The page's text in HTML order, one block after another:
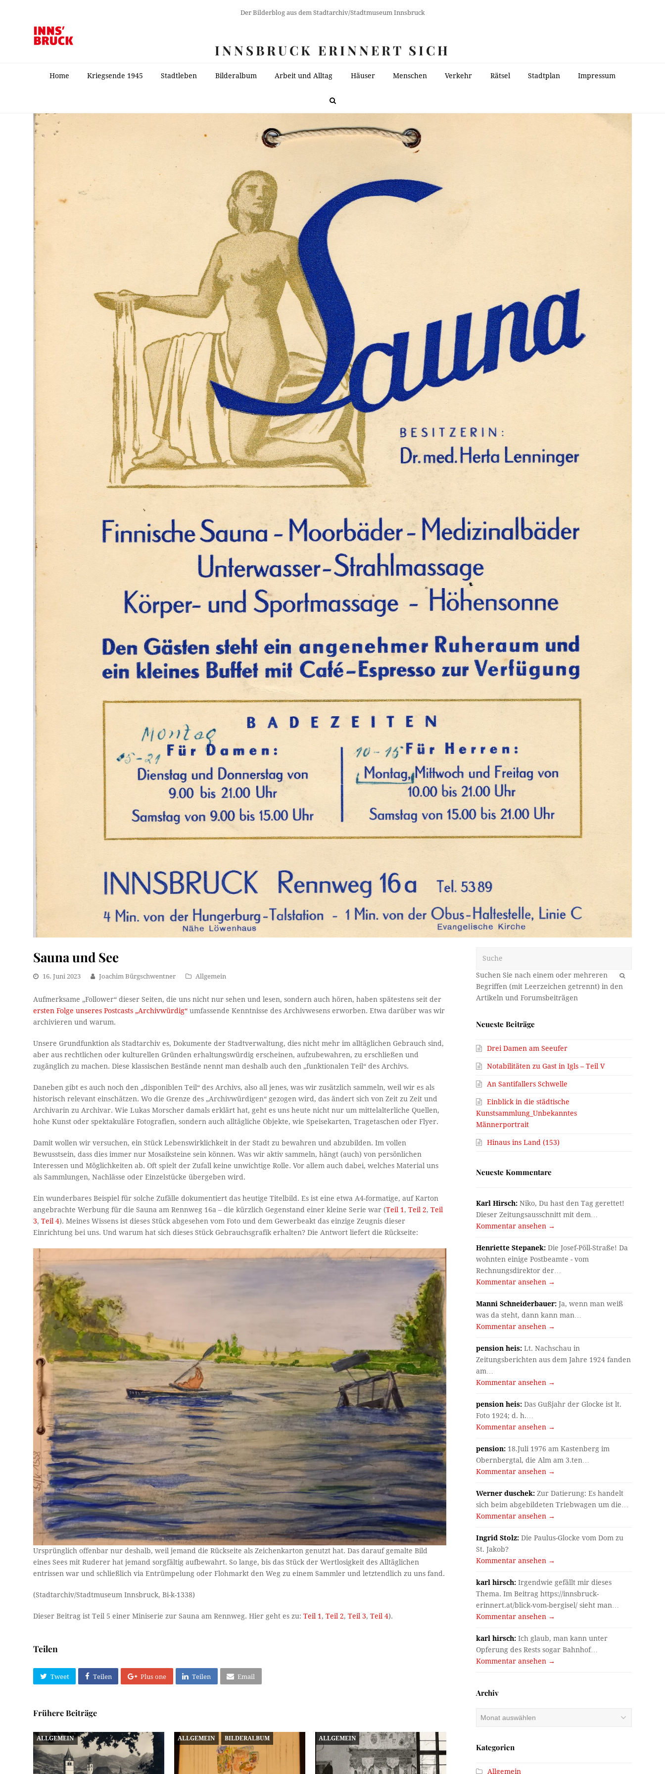
Der Bilderblog aus dem Stadtarchiv/Stadtmuseum Innsbruck
INNSBRUCK ERINNERT SICH
Home Kriegsende 1945 Stadtleben Bilderalbum Arbeit und Alltag Häuser Menschen Verkehr Rätsel Stadtplan Impressum
Sauna und See
16. Juni 2023 Joachim Bürgschwentner Allgemein
Aufmerksame „Follower“ dieser Seiten, die uns nicht nur sehen und lesen, sondern auch hören, haben spätestens seit der
ersten Folge unseres Postcasts „Archivwürdig“ umfassende Kenntnisse des Archivwesens erworben. Etwa darüber was wir
archivieren und warum.
Unsere Grundfunktion als Stadtarchiv es, Dokumente der Stadtverwaltung, dies nicht mehr im alltäglichen Gebrauch sind,
aber aus rechtlichen oder kulturellen Gründen erhaltungswürdig erscheinen, aufzubewahren, zu erschließen und
zugänglich zu machen. Diese klassischen Bestände nennt man deshalb auch den „funktionalen Teil“ des Archivs.
Daneben gibt es auch noch den „disponiblen Teil“ des Archivs, also all jenes, was wir zusätzlich sammeln, weil wir es als
historisch relevant einschätzen. Wo die Grenze des „Archivwürdigen“ gezogen wird, das ändert sich von Zeit zu Zeit und
Archivarin zu Archivar. Wie Lukas Morscher damals erklärt hat, geht es uns heute nicht nur um mittelalterliche Quellen,
hohe Kunst oder spektakuläre Fotografien, sondern auch alltägliche Objekte, wie Speisekarten, Tragetaschen oder Flyer.
Damit wollen wir versuchen, ein Stück Lebenswirklichkeit in der Stadt zu bewahren und abzubilden. Im vollen
Bewusstsein, dass dies immer nur Mosaiksteine sein können. Was wir aktiv sammeln, hängt (auch) von persönlichen
Interessen und Möglichkeiten ab. Oft spielt der Zufall keine unwichtige Rolle. Vor allem auch dabei, welches Material uns
als Sammlungen, Nachlässe oder Einzelstücke übergeben wird.
Ein wunderbares Beispiel für solche Zufälle dokumentiert das heutige Titelbild. Es ist eine etwa A4-formatige, auf Karton
angebrachte Werbung für die Sauna am Rennweg 16a – die kürzlich Gegenstand einer kleine Serie war (Teil 1,Teil 2,Teil
3,Teil 4). Meines Wissens ist dieses Stück abgesehen vom Foto und dem Gewerbeakt das einzige Zeugnis dieser
Einrichtung bei uns. Und warum hat sich dieses Stück Gebrauchsgrafik erhalten? Die Antwort liefert die Rückseite:
Ursprünglich offenbar nur deshalb, weil jemand die Rückseite als Zeichenkarton genutzt hat. Das darauf gemalte Bild
eines Sees mit Ruderer hat jemand sorgfältig aufbewahrt. So lange, bis das Stück der Wertlosigkeit des Alltäglichen
entrissen war und schließlich via Entrümpelung oder Flohmarkt den Weg zu einem Sammler und letztendlich zu uns fand.
(Stadtarchiv/Stadtmuseum Innsbruck, Bi-k-1338)
Dieser Beitrag ist Teil 5 einer Miniserie zur Sauna am Rennweg. Hier geht es zu:Teil 1,Teil 2,Teil 3,Teil 4).
Teilen
Tweet Teilen Plus one Teilen Email
Frühere Beiträge
ALLGEMEIN ALLGEMEIN BILDERALBUM ALLGEMEIN
OK
Neueste Beiträge
Drei Damen am Seeufer
Notabilitäten zu Gast in Igls – Teil V
An Santifallers Schwelle
Einblick in die städtische
Kunstsammlung_Unbekanntes
Männerportrait
Hinaus ins Land (153)
Neueste Kommentare
Karl Hirsch: Niko, Du hast den Tag gerettet!
Dieser Zeitungsausschnitt mit dem…
Kommentar ansehen →
Henriette Stepanek: Die Josef-Pöll-Straße! Da
wohnten einige Postbeamte - vom
Rechnungsdirektor der…
Kommentar ansehen →
Manni Schneiderbauer: Ja, wenn man weiß
was da steht, dann kann man…
Kommentar ansehen →
pension heis: Lt. Nachschau in
Zeitungsberichten aus dem Jahre 1924 fanden
am…
Kommentar ansehen →
pension heis: Das Gußjahr der Glocke ist lt.
Foto 1924; d. h.…
Kommentar ansehen →
pension: 18.Juli 1976 am Kastenberg im
Obernbergtal, die Alm am 3.ten…
Kommentar ansehen →
Werner duschek: Zur Datierung: Es handelt
sich beim abgebildeten Triebwagen um die…
Kommentar ansehen →
Ingrid Stolz: Die Paulus-Glocke vom Dom zu
St. Jakob?
Kommentar ansehen →
karl hirsch: Irgendwie gefällt mir dieses
Thema. Im Beitrag https://innsbruck-
erinnert.at/blick-vom-bergisel/ sieht man…
Kommentar ansehen →
karl hirsch: Ich glaub, man kann unter
Opferung des Rests sogar Bahnhof…
Kommentar ansehen →
Archiv
Kategorien
Allgemein